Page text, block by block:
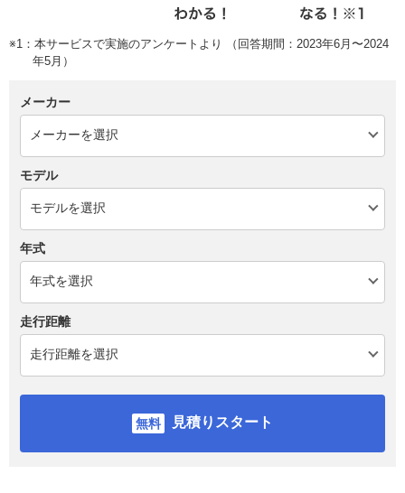
※1：本サービスで実施のアンケートより （回答期間：2023年6月〜2024
年5月）
メーカー
モデル
年式
走行距離
見積りスタート